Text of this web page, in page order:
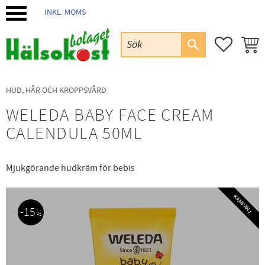
INKL. MOMS
HUD, HÅR OCH KROPPSVÅRD
WELEDA BABY FACE CREAM
CALENDULA 50ML
Mjukgörande hudkräm för bebis
15 % KAMPANJ